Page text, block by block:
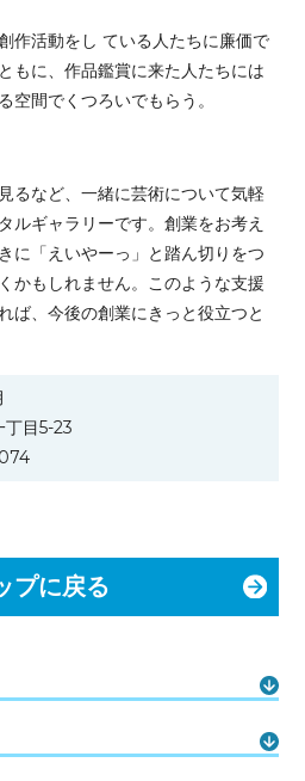
作活動をし ている人たちに廉価で
もに、作品鑑賞に来た人たちには
空間でくつろいでもらう。
るなど、一緒に芸術について気軽
ルギャラリーです。創業をお考え
に「えいやーっ」と踏ん切りをつ
かもしれません。このような支援
ば、今後の創業にきっと役立つと
丁目5-23
プに戻る